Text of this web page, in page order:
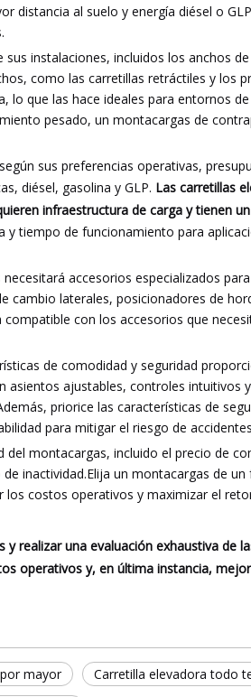
distancia al suelo y energía diésel o
instalaciones, incluidos los anchos
como las carretillas retráctiles y los
lo que las hace ideales para entornos
pesado, un montacargas de
sus preferencias operativas,
diésel, gasolina y GLP. Las carretillas
infraestructura de carga y tienen
tiempo de funcionamiento para
accesorios especializados
cambio laterales, posicionadores de
con los accesorios que
de comodidad y seguridad
ajustables, controles intuitivos
priorice las características de
para mitigar el riesgo de
montacargas, incluido el precio de
inactividad.Elija un montacargas de
costos operativos y maximizar el
realizar una evaluación exhaustiva de
operativos y, en última instancia,
mayor
Carretilla elevadora todo